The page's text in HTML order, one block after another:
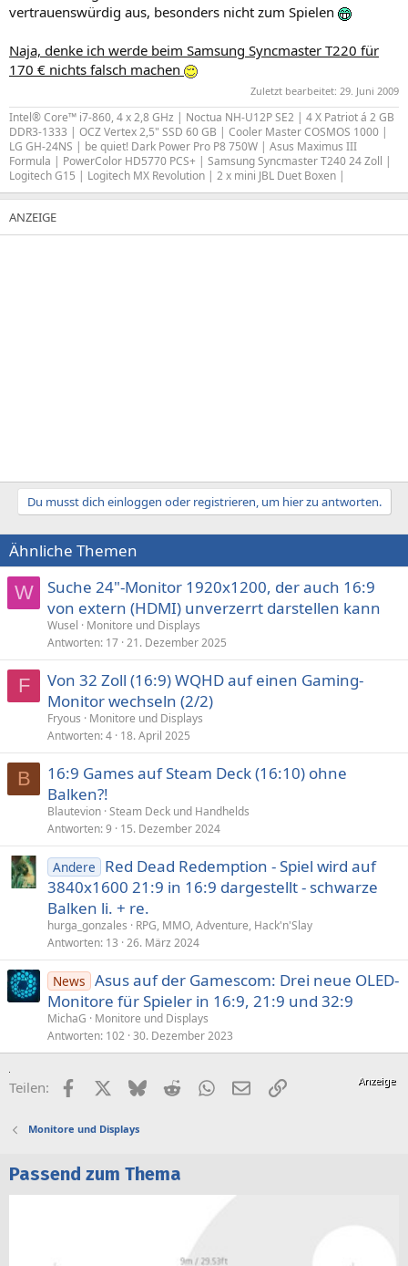
vertrauenswürdig aus, besonders nicht zum Spielen
Naja, denke ich werde beim Samsung Syncmaster T220 für
170 € nichts falsch machen
Zuletzt bearbeitet: 29. Juni 2009
Intel® Core™ i7-860, 4 x 2,8 GHz | Noctua NH-U12P SE2 | 4 X Patriot á 2 GB
DDR3-1333 | OCZ Vertex 2,5" SSD 60 GB | Cooler Master COSMOS 1000 |
LG GH-24NS | be quiet! Dark Power Pro P8 750W | Asus Maximus III
Formula | PowerColor HD5770 PCS+ | Samsung Syncmaster T240 24 Zoll |
Logitech G15 | Logitech MX Revolution | 2 x mini JBL Duet Boxen |
Du musst dich einloggen oder registrieren, um hier zu antworten.
Ähnliche Themen
W
Suche 24"-Monitor 1920x1200, der auch 16:9
von extern (HDMI) unverzerrt darstellen kann
Wusel
Monitore und Displays
Antworten 17 21. Dezember 2025
F
Von 32 Zoll (16:9) WQHD auf einen Gaming-
Monitor wechseln (2/2)
Fryous
Monitore und Displays
Antworten 4 18. April 2025
B
16:9 Games auf Steam Deck (16:10) ohne
Balken?!
Blautevion Steam Deck und Handhelds
Antworten 9 15. Dezember 2024
Andere
Red Dead Redemption - Spiel wird auf
3840x1600 21:9 in 16:9 dargestellt - schwarze
Balken li. + re.
hurga_gonzales
RPG, MMO, Adventure, Hack'n'Slay
Antworten 13 26. März 2024
News Asus auf der Gamescom: Drei neue OLED-
Monitore für Spieler in 16:9, 21:9 und 32:9
MichaG
Monitore und Displays
Antworten 102 30. Dezember 2023
Teilen: FacebookX (Twitter)
BlueskyRedditWhatsApp
E-MailLink
Monitore und Displays
Passend zum Thema